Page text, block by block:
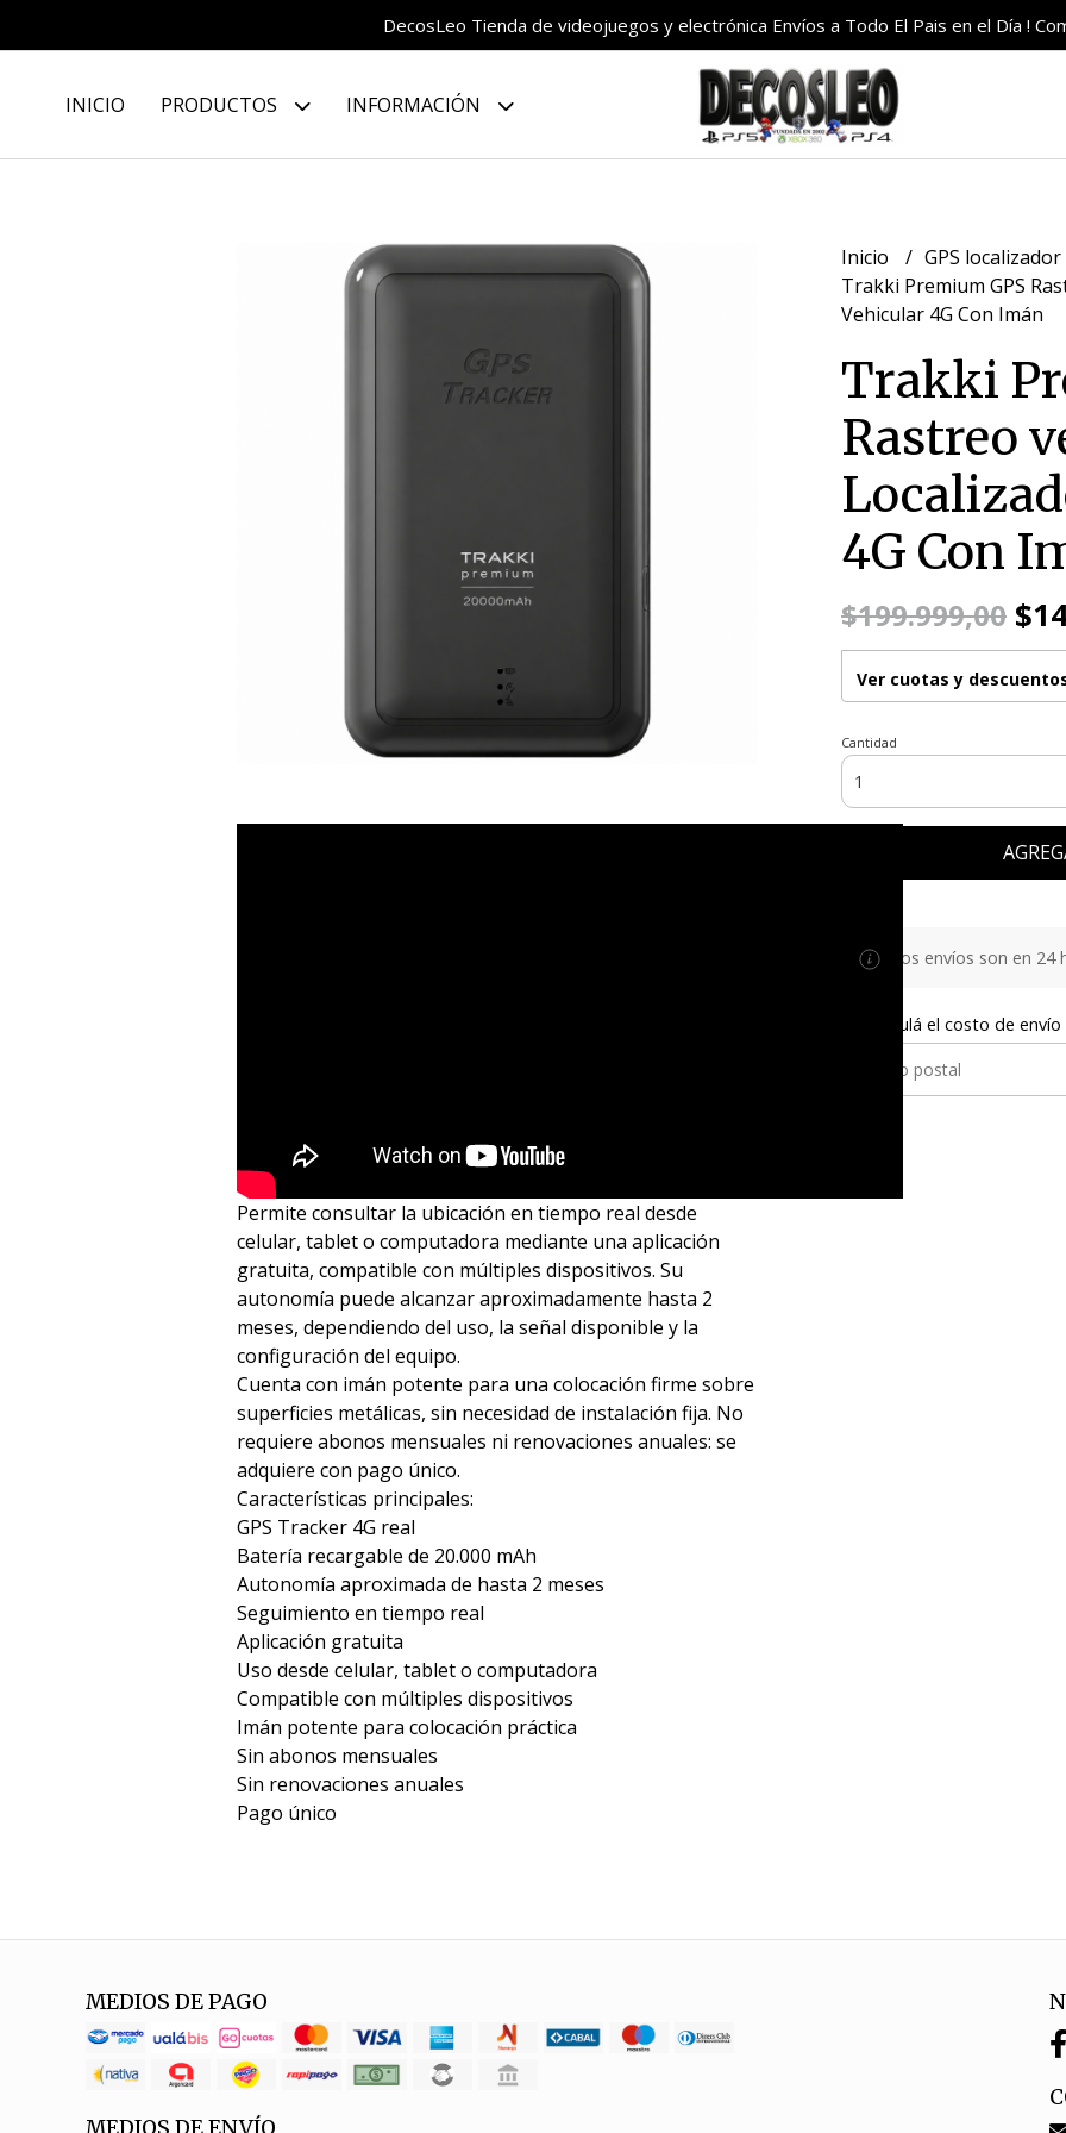
DecosLeo Tienda de videojuegos y electrónica Envíos a Todo El Pais en el Día !
INICIO PRODUCTOS INFORMACIÓN
Permite consultar la ubicación en tiempo real desde
celular, tablet o computadora mediante una aplicación
gratuita, compatible con múltiples dispositivos. Su
autonomía puede alcanzar aproximadamente hasta 2
meses, dependiendo del uso, la señal disponible y la
configuración del equipo.
Cuenta con imán potente para una colocación firme sobre
superficies metálicas, sin necesidad de instalación fija. No
requiere abonos mensuales ni renovaciones anuales: se
adquiere con pago único.
Características principales:
GPS Tracker 4G real
Batería recargable de 20.000 mAh
Autonomía aproximada de hasta 2 meses
Seguimiento en tiempo real
Aplicación gratuita
Uso desde celular, tablet o computadora
Compatible con múltiples dispositivos
Imán potente para colocación práctica
Sin abonos mensuales
Sin renovaciones anuales
Pago único
Inicio
GPS
Trakki Premium GPS
Vehicular 4G Con Imán
Trakki
Rastreo
4G Con
$199.999,00
Ver cuotas y
Cantidad
Los envíos son en 24
Calculá el costo de envío
MEDIOS DE PAGO